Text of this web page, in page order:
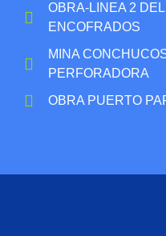
OBRA-LINEA 2
ENCOFRADOS
MINA
PERFORADORA
OBRA PUERTO